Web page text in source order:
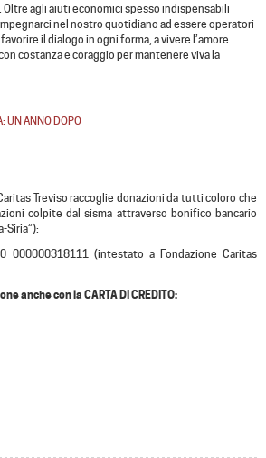
agli aiuti economici spesso indispensabili
nel nostro quotidiano ad essere operatori
il dialogo in ogni forma, a vivere l’amore
costanza e coraggio per mantenere viva la
UN ANNO DOPO
Treviso raccoglie donazioni da tutti coloro che
colpite dal sisma attraverso bonifico bancario
Siria”):
000000318111 (intestato a Fondazione Caritas
anche con la CARTA DI CREDITO: